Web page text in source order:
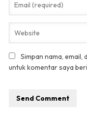
Simpan nama, email,
untuk komentar saya